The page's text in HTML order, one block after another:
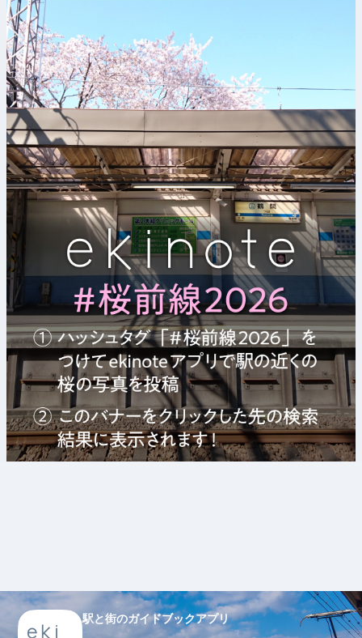
駅と街のガイドブックアプリ